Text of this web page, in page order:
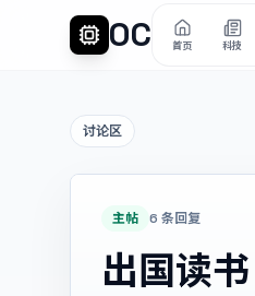
OC 首页 科技
讨论区
主帖 6 条回复
出国读